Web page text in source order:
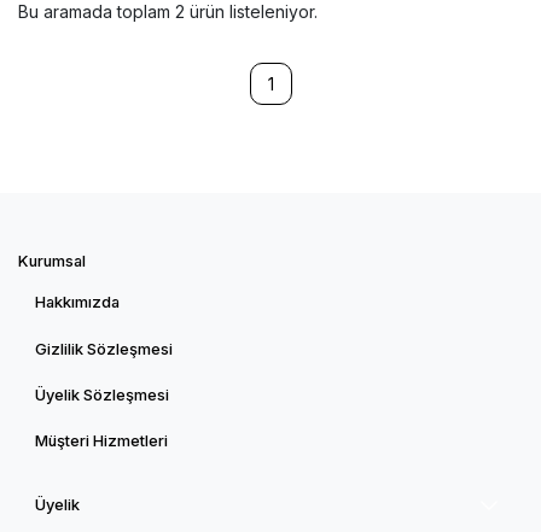
Bu aramada toplam 2 ürün listeleniyor.
1
Kurumsal
Hakkımızda
Gizlilik Sözleşmesi
Üyelik Sözleşmesi
Müşteri Hizmetleri
Üyelik